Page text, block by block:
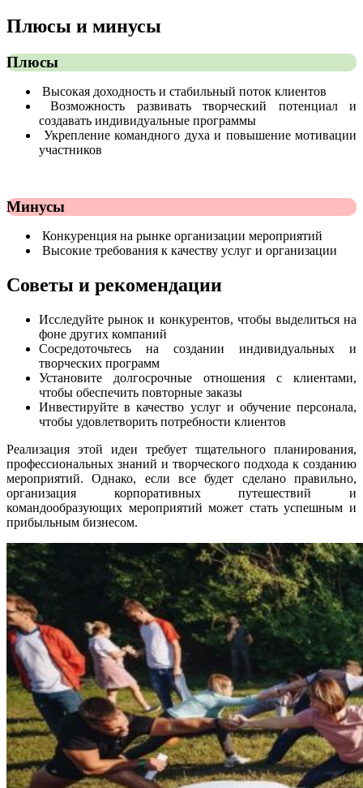
Плюсы и минусы
Плюсы
Высокая доходность и стабильный поток клиентов
Возможность развивать творческий потенциал и
создавать индивидуальные программы
Укрепление командного духа и повышение мотивации
участников
Минусы
Конкуренция на рынке организации мероприятий
Высокие требования к качеству услуг и организации
Советы и рекомендации
Исследуйте рынок и конкурентов, чтобы выделиться на
фоне других компаний
Сосредоточьтесь на создании индивидуальных и
творческих программ
Установите долгосрочные отношения с клиентами,
чтобы обеспечить повторные заказы
Инвестируйте в качество услуг и обучение персонала,
чтобы удовлетворить потребности клиентов
Реализация этой идеи требует тщательного планирования,
профессиональных знаний и творческого подхода к созданию
мероприятий. Однако, если все будет сделано правильно,
организация корпоративных путешествий и
командообразующих мероприятий может стать успешным и
прибыльным бизнесом.